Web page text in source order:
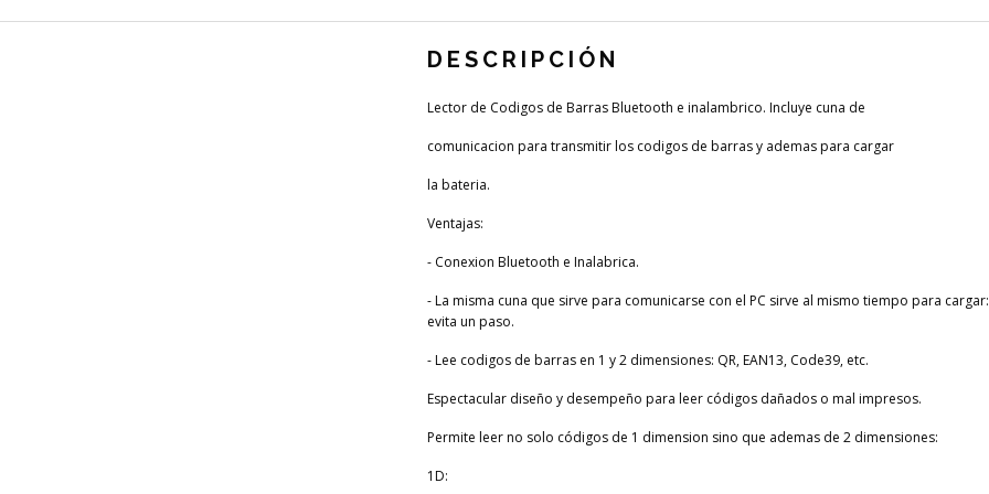
DESCRIPCIÓN
Lector de Codigos de Barras Bluetooth e inalambrico. Incluye cuna de
comunicacion para transmitir los codigos de barras y ademas para cargar
la bateria.
Ventajas:
- Conexion Bluetooth e Inalabrica.
- La misma cuna que sirve para comunicarse con el PC sirve al mismo tiempo para
evita un paso.
- Lee codigos de barras en 1 y 2 dimensiones: QR, EAN13, Code39, etc.
Espectacular diseño y desempeño para leer códigos dañados o mal impresos.
Permite leer no solo códigos de 1 dimension sino que ademas de 2 dimensiones:
1D: